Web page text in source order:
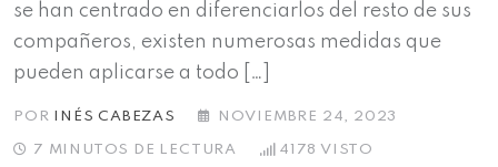
se han centrado en diferenciarlos del resto de sus
compañeros, existen numerosas medidas que
pueden aplicarse a todo […]
POR INÉS CABEZAS NOVIEMBRE 24, 2023
7 MINUTOS DE LECTURA 4178 VISTO